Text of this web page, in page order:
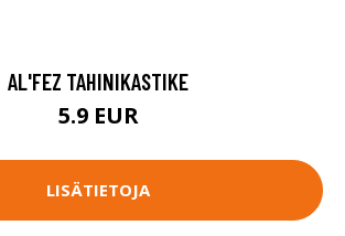
AL'FEZ TAHINIKASTIKE
5.9 EUR
LISÄTIETOJA